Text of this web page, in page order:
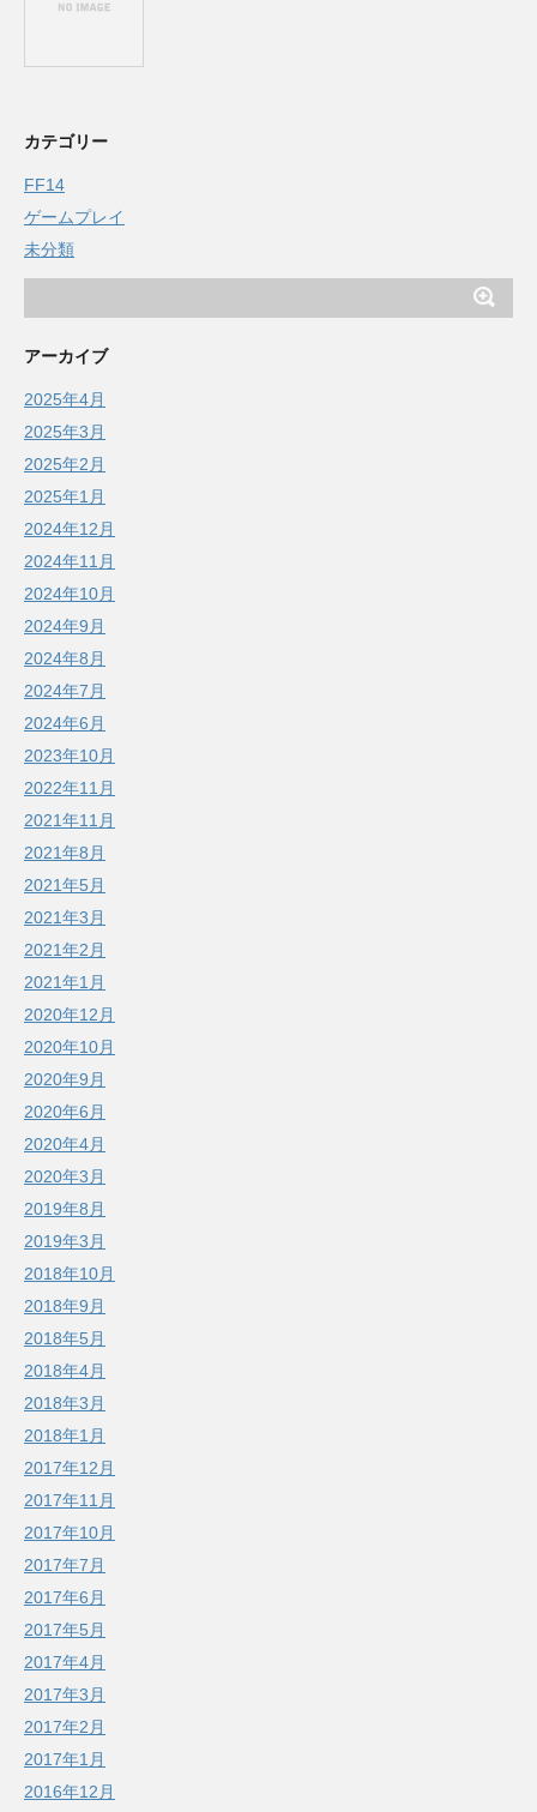
カテゴリー
FF14
ゲームプレイ
未分類
アーカイブ
2025年4月
2025年3月
2025年2月
2025年1月
2024年12月
2024年11月
2024年10月
2024年9月
2024年8月
2024年7月
2024年6月
2023年10月
2022年11月
2021年11月
2021年8月
2021年5月
2021年3月
2021年2月
2021年1月
2020年12月
2020年10月
2020年9月
2020年6月
2020年4月
2020年3月
2019年8月
2019年3月
2018年10月
2018年9月
2018年5月
2018年4月
2018年3月
2018年1月
2017年12月
2017年11月
2017年10月
2017年7月
2017年6月
2017年5月
2017年4月
2017年3月
2017年2月
2017年1月
2016年12月